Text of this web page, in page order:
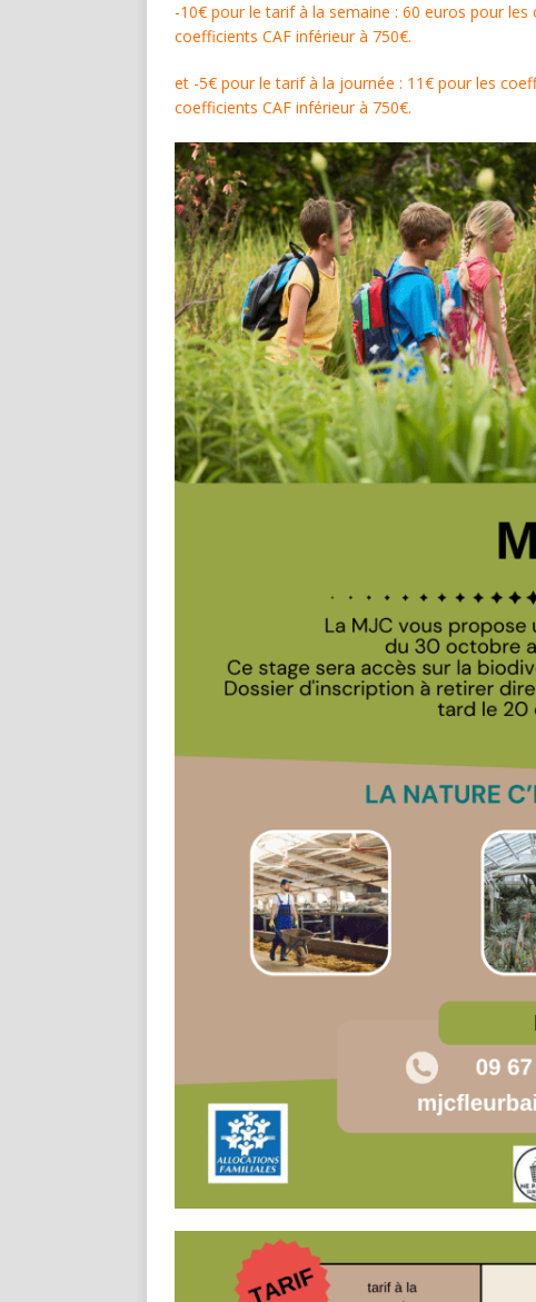
-10€ pour le tarif à la semaine : 60 euros pour
coefficients CAF inférieur à 750€.
et -5€ pour le tarif à la journée : 11€ pour les
coefficients CAF inférieur à 750€.